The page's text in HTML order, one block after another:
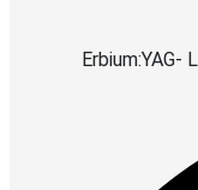
Erbium:YAG-